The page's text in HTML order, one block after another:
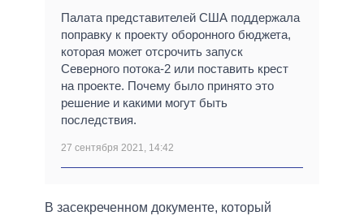
Палата представителей США поддержала
поправку к проекту оборонного бюджета,
которая может отсрочить запуск
Северного потока-2 или поставить крест
на проекте. Почему было принято это
решение и какими могут быть
последствия.
27 сентября 2021, 14:42
В засекреченном документе, который